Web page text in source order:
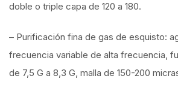
doble o triple capa de 120 a 180.
– Purificación fina de gas de esquisto:
frecuencia variable de alta frecuencia,
de 7,5 G a 8,3 G, malla de 150-200